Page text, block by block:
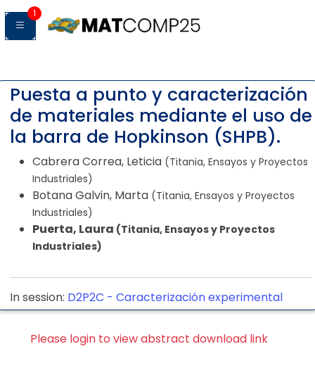
1
Puesta a punto y caracterización
de materiales mediante el uso de
la barra de Hopkinson (SHPB).
Cabrera Correa, Leticia (Titania, Ensayos y Proyectos
Industriales)
Botana Galvin, Marta (Titania, Ensayos y Proyectos
Industriales)
Puerta, Laura (Titania, Ensayos y Proyectos
Industriales)
In session: D2P2C - Caracterización experimental
Please login to view abstract download link